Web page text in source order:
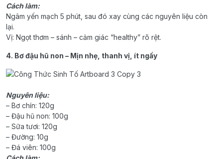
Cách làm:
Ngâm yến mạch 5 phút, sau đó xay cùng các nguyên liệu còn
lại.
Vị: Ngọt thơm – sánh – cảm giác “healthy” rõ rệt.
4. Bơ đậu hũ non – Mịn nhẹ, thanh vị, ít ngấy
Nguyên liệu:
– Bơ chín: 120g
– Đậu hũ non: 100g
– Sữa tươi: 120g
– Đường: 10g
– Đá viên: 100g